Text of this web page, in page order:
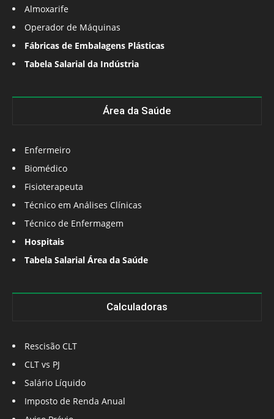
Almoxarife
Operador de Máquinas
Fábricas de Embalagens Plásticas
Tabela Salarial da Indústria
Área da Saúde
Enfermeiro
Biomédico
Fisioterapeuta
Técnico em Análises Clínicas
Técnico de Enfermagem
Hospitais
Tabela Salarial Área da Saúde
Calculadoras
Rescisão CLT
CLT vs PJ
Salário Líquido
Imposto de Renda Anual